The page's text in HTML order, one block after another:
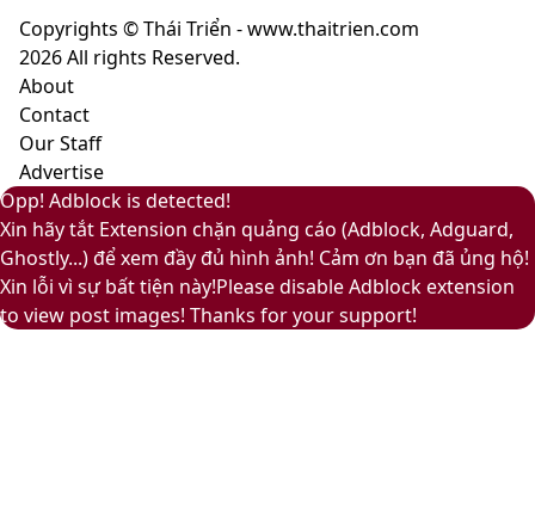
nhã
nhặn
và
ấm
áp
Copyrights © Thái Triển - www.thaitrien.com
2026 All rights Reserved.
About
Contact
Our Staff
Advertise
Facebook
X
LinkedIn
YouTube
Google
Play
Back
to
top
button
Close
Opp! Adblock is detected!
Xin hãy tắt Extension chặn quảng cáo (Adblock, Adguard,
Ghostly...) để xem đầy đủ hình ảnh! Cảm ơn bạn đã ủng hộ!
Xin lỗi vì sự bất tiện này!Please disable Adblock extension
to view post images! Thanks for your support!